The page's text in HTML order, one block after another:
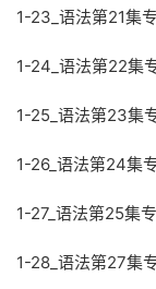
1-23_语法第21集
1-24_语法第22集
1-25_语法第23集
1-26_语法第24集
1-27_语法第25集
1-28_语法第27集